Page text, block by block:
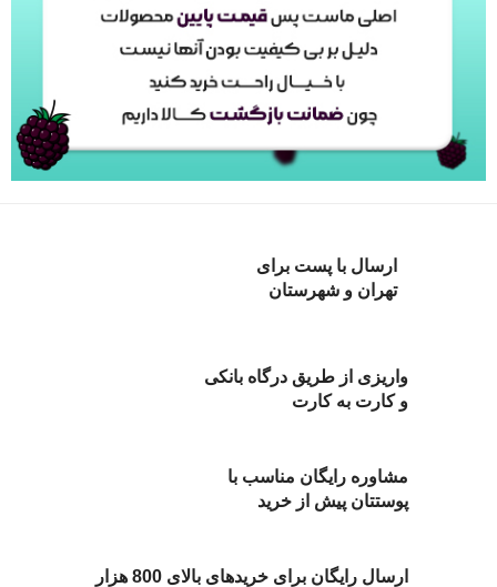
ارسال با پست برای
تهران و شهرستان
واریزی از طریق درگاه بانکی
و کارت به کارت
مشاوره رایگان مناسب با
پوستتان پیش از خرید
ارسال رایگان برای خریدهای بالای 800 هزار